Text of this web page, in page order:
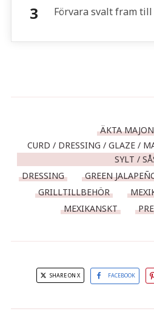
Förvara svalt fram
ÄKTA
CURD / DRESSING / GLAZE /
SYLT /
DRESSING
GREEN
GRILLTILLBEHÖR
MEXIKANSKT
SHARE ON X FACEBOOK